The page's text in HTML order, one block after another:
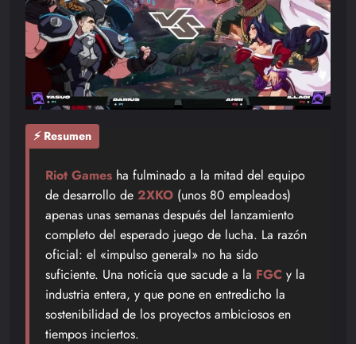
⚡ Resumen
Riot Games ha fulminado a la mitad del equipo
de desarrollo de 2XKO (unos 80 empleados)
apenas unas semanas después del lanzamiento
completo del esperado juego de lucha. La razón
oficial: el «impulso general» no ha sido
suficiente. Una noticia que sacude a la FGC y la
industria entera, y que pone en entredicho la
sostenibilidad de los proyectos ambiciosos en
tiempos inciertos.